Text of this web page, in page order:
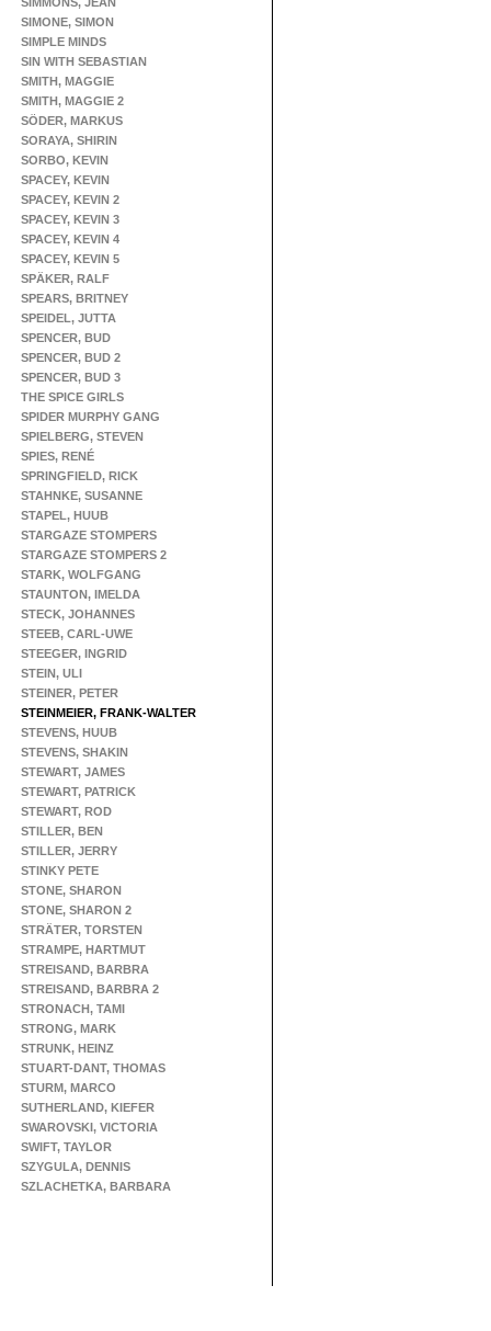
SIMONE, SIMON
SIMPLE MINDS
SIN WITH SEBASTIAN
SMITH, MAGGIE
SMITH, MAGGIE 2
SÖDER, MARKUS
SORAYA, SHIRIN
SORBO, KEVIN
SPACEY, KEVIN
SPACEY, KEVIN 2
SPACEY, KEVIN 3
SPACEY, KEVIN 4
SPACEY, KEVIN 5
SPÄKER, RALF
SPEARS, BRITNEY
SPEIDEL, JUTTA
SPENCER, BUD
SPENCER, BUD 2
SPENCER, BUD 3
THE SPICE GIRLS
SPIDER MURPHY GANG
SPIELBERG, STEVEN
SPIES, RENÉ
SPRINGFIELD, RICK
STAHNKE, SUSANNE
STAPEL, HUUB
STARGAZE STOMPERS
STARGAZE STOMPERS 2
STARK, WOLFGANG
STAUNTON, IMELDA
STECK, JOHANNES
STEEB, CARL-UWE
STEEGER, INGRID
STEIN, ULI
STEINER, PETER
STEINMEIER, FRANK-WALTER
STEVENS, HUUB
STEVENS, SHAKIN
STEWART, JAMES
STEWART, PATRICK
STEWART, ROD
STILLER, BEN
STILLER, JERRY
STINKY PETE
STONE, SHARON
STONE, SHARON 2
STRÄTER, TORSTEN
STRAMPE, HARTMUT
STREISAND, BARBRA
STREISAND, BARBRA 2
STRONACH, TAMI
STRONG, MARK
STRUNK, HEINZ
STUART-DANT, THOMAS
STURM, MARCO
SUTHERLAND, KIEFER
SWAROVSKI, VICTORIA
SWIFT, TAYLOR
SZYGULA, DENNIS
SZLACHETKA, BARBARA